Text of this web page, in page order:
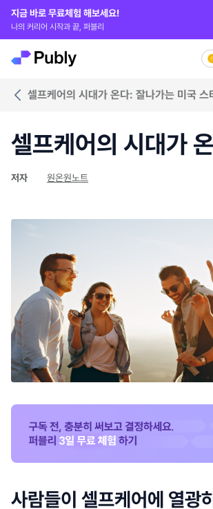
지금 바로 무료체험 해보세요!
나의 커리어 시작과 끝, 퍼블리
셀프케어의 시대가 온다: 잘나가는 미국 스
셀프케어의 시대가
저자 원온원노트
사람들이 셀프케어에 열광